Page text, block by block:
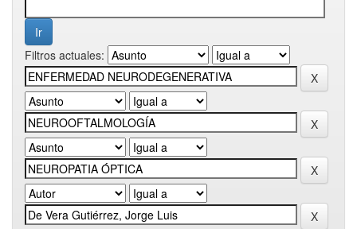
Filtros actuales: